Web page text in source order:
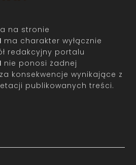
na stronie
ma charakter wyłącznie
redakcyjny portalu
nie ponosi żadnej
konsekwencje wynikające z
publikowanych treści.